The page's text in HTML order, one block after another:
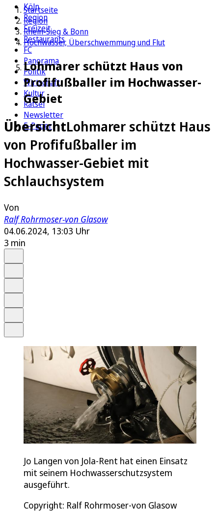
Köln
Region
Freizeit
Restaurants
FC
Panorama
Politik
Wirtschaft
Kultur
Rätsel
Newsletter
E-Paper
Startseite
Region
Rhein-Sieg & Bonn
Hochwasser, Überschwemmung und Flut
Lohmarer schützt Haus von
Profifußballer im Hochwasser-
Gebiet
ÜbersichtLohmarer schützt Haus
von Profifußballer im
Hochwasser-Gebiet mit
Schlauchsystem
Von
Ralf Rohrmoser-von Glasow
04.06.2024, 13:03 Uhr
3 min
Jo Langen von Jola-Rent hat einen Einsatz
mit seinem Hochwasserschutzsystem
ausgeführt.
Copyright: Ralf Rohrmoser-von Glasow